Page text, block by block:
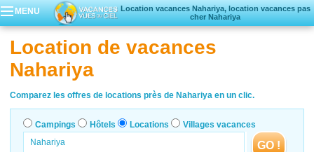
MENU
Location vacances Nahariya, location vacances pas
cher Nahariya
Hôtels
Location de vacances
Nahariya
Comparez les offres de locations près de Nahariya en un clic.
Campings Hôtels Locations Villages vacances
GO !